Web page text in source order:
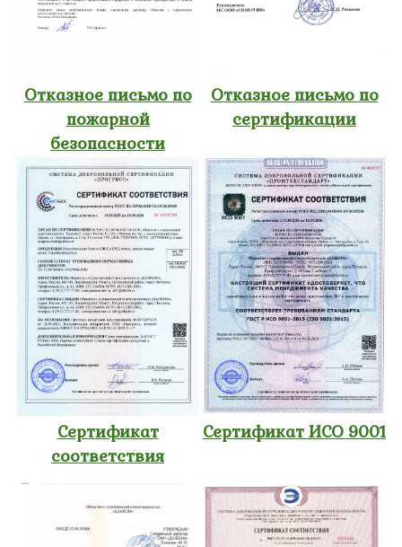
Отказное письмо по
пожарной
безопасности
Отказное письмо по
сертификации
Сертификат
соответствия
Сертификат ИСО 9001